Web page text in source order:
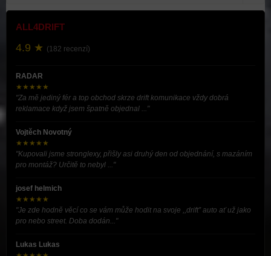
ALL4DRIFT
4.9 ★ (182 recenzí)
RADAR
★★★★★
"Za mě jediný fér a top obchod skrze drift komunikace vždy dobrá
reklamace když jsem špatně objednal ..."
Vojtěch Novotný
★★★★★
"Kupovali jsme stronglexy, přišly asi druhý den od objednání, s mazáním
pro montáž? Určitě to nebyl ..."
josef helmich
★★★★★
"Je zde hodně věcí co se vám může hodit na svoje ,,drift” auto ať už jako
pro nebo street. Doba dodán..."
Lukas Lukas